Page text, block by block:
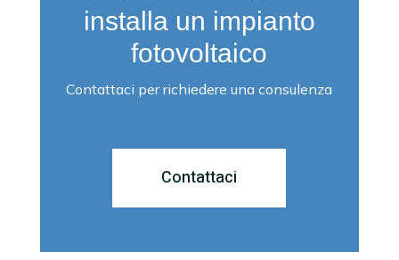
installa un impianto
fotovoltaico
Contattaci per richiedere una consulenza
Contattaci